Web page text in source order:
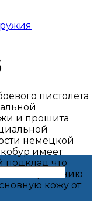
пистолета
и прошита
немецкой
имеет
подклад что
воронению
кожу от